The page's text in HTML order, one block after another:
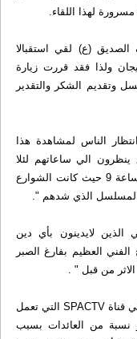
لهذا اللقاء.
(ع) لقي استقبالا
ولذا فقد قررت زيارة
وتقديم الشكر والتقدير
الناس لمشاهدة هذا
الي ساعاتهم لئلا
يفوتهم وقت عرض المسلسل الذي كان في الساعة 9 حيث كانت الشوارع
المسلسل الذي شدهم ".
لايدينون بأي دين
الفني العظيم بفارغ الصبر
من قبل " .
و شددت السيدة " ميرزا " علي أن المسؤولين في قناة SPACTV التي تعمل
نسبة من العائدات بسبب